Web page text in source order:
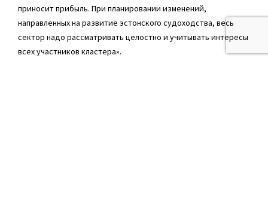
приносит прибыль. При планировании изменений,
направленных на развитие эстонского судоходства, весь
сектор надо рассматривать целостно и учитывать интересы
всех участников кластера».